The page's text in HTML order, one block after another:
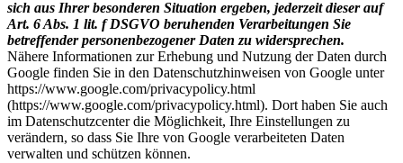
sich aus Ihrer besonderen Situation ergeben, jederzeit dieser auf
Art. 6 Abs. 1 lit. f DSGVO beruhenden Verarbeitungen Sie
betreffender personenbezogener Daten zu widersprechen.
Nähere Informationen zur Erhebung und Nutzung der Daten durch
Google finden Sie in den Datenschutzhinweisen von Google unter
https://www.google.com/privacypolicy.html
(https://www.google.com/privacypolicy.html). Dort haben Sie auch
im Datenschutzcenter die Möglichkeit, Ihre Einstellungen zu
verändern, so dass Sie Ihre von Google verarbeiteten Daten
verwalten und schützen können.